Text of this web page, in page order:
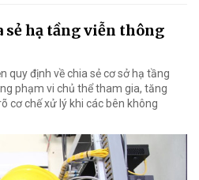
sẻ hạ tầng viễn thông
quy định về chia sẻ cơ sở hạ tầng
phạm vi chủ thể tham gia, tăng
cơ chế xử lý khi các bên không